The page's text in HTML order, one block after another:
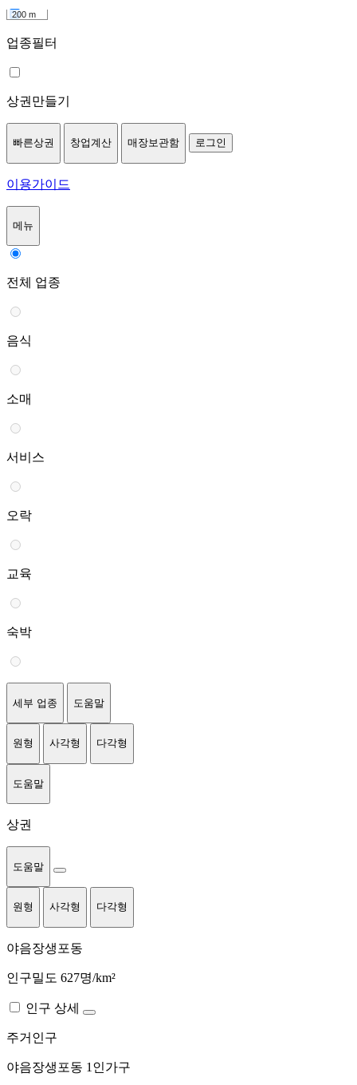
200 m
업종필터
상권만들기
빠른상권 창업계산 매장보관함 로그인
이용가이드
메뉴
전체 업종
음식
소매
서비스
오락
교육
숙박
세부 업종 도움말
원형 사각형 다각형
도움말
상권
도움말
원형 사각형 다각형
야음장생포동
인구밀도 627명/km²
인구 상세
주거인구
야음장생포동 1인가구